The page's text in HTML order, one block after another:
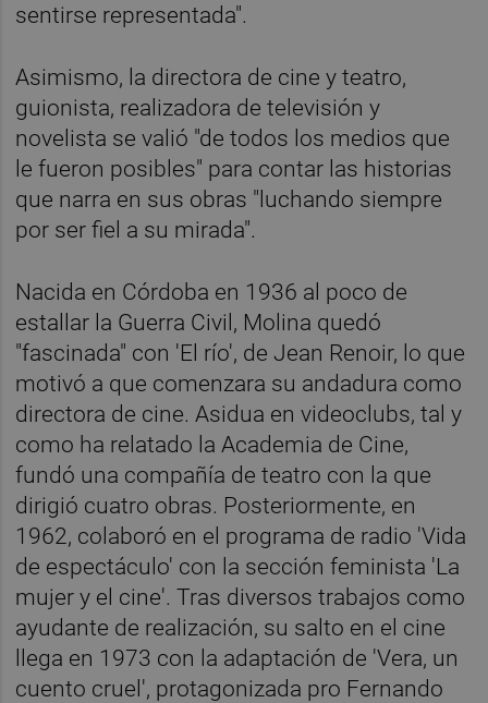
sentirse representada".
Asimismo, la directora de cine y teatro,
guionista, realizadora de televisión y
novelista se valió "de todos los medios que
le fueron posibles" para contar las historias
que narra en sus obras "luchando siempre
por ser fiel a su mirada".
Nacida en Córdoba en 1936 al poco de
estallar la Guerra Civil, Molina quedó
"fascinada" con 'El río', de Jean Renoir, lo que
motivó a que comenzara su andadura como
directora de cine. Asidua en videoclubs, tal y
como ha relatado la Academia de Cine,
fundó una compañía de teatro con la que
dirigió cuatro obras. Posteriormente, en
1962, colaboró en el programa de radio 'Vida
de espectáculo' con la sección feminista 'La
mujer y el cine'. Tras diversos trabajos como
ayudante de realización, su salto en el cine
llega en 1973 con la adaptación de 'Vera, un
cuento cruel', protagonizada pro Fernando